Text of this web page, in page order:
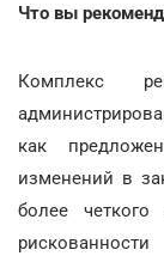
Что вы
Комплекс
как
изменений в
более четкого